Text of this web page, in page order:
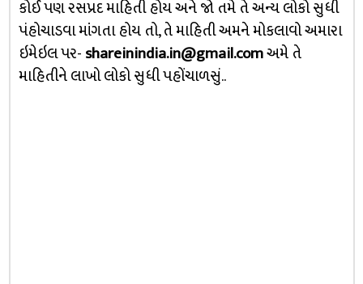
કોઈ પણ રસપ્રદ માહિતી હોય અને જો તમે તે અન્ય લોકો સુધી
પંહોચાડવા માંગતા હોય તો, તે માહિતી અમને મોકલાવો અમારા
ઇમેઇલ પર-shareinindia.in@gmail.comઅમે તે
માહિતીને લાખો લોકો સુધી પહોંચાળસું..